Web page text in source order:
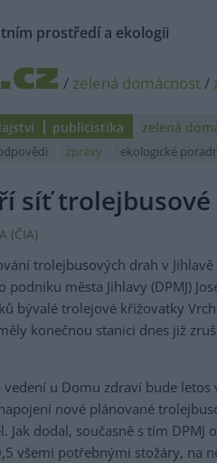
prostředí a ekologii
/ zelená domácnost/
publicistika zelená
zprávy ekologické
síť
(ČIA)
trolejbusových drah v
města Jihlavy (DPMJ)
bývalé trolejové křižovatky
konečnou stanici dnes již
u Domu zdraví bude letos
nové plánované
Jak dodal, současně s tím
všemi potřebnými stožáry, na